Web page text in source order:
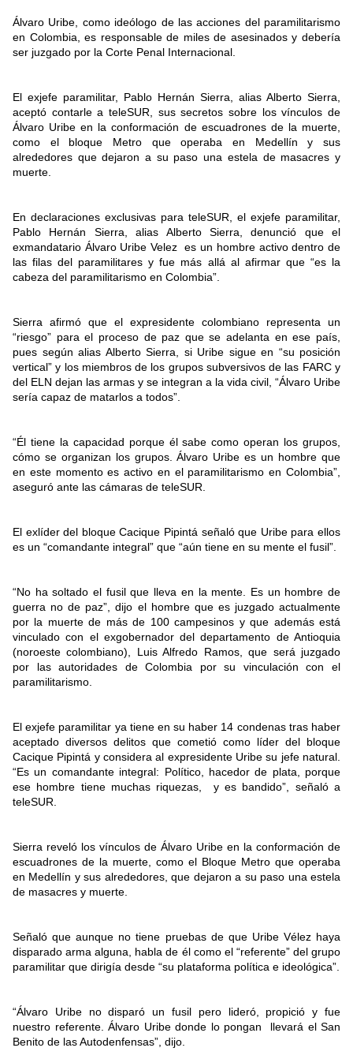
Álvaro Uribe, como ideólogo de las acciones del paramilitarismo
en Colombia, es responsable de miles de asesinados y debería
ser juzgado por la Corte Penal Internacional.
El exjefe paramilitar, Pablo Hernán Sierra, alias Alberto Sierra,
aceptó contarle a teleSUR, sus secretos sobre los vínculos de
Álvaro Uribe en la conformación de escuadrones de la muerte,
como el bloque Metro que operaba en Medellín y sus
alrededores que dejaron a su paso una estela de masacres y
muerte.
En declaraciones exclusivas para teleSUR, el exjefe paramilitar,
Pablo Hernán Sierra, alias Alberto Sierra, denunció que el
exmandatario Álvaro Uribe Velez es un hombre activo dentro de
las filas del paramilitares y fue más allá al afirmar que “es la
cabeza del paramilitarismo en Colombia”.
Sierra afirmó que el expresidente colombiano representa un
“riesgo” para el proceso de paz que se adelanta en ese país,
pues según alias Alberto Sierra, si Uribe sigue en “su posición
vertical” y los miembros de los grupos subversivos de las FARC y
del ELN dejan las armas y se integran a la vida civil, “Álvaro Uribe
sería capaz de matarlos a todos”.
“Él tiene la capacidad porque él sabe como operan los grupos,
cómo se organizan los grupos. Álvaro Uribe es un hombre que
en este momento es activo en el paramilitarismo en Colombia”,
aseguró ante las cámaras de teleSUR.
El exlíder del bloque Cacique Pipintá señaló que Uribe para ellos
es un “comandante integral” que “aún tiene en su mente el fusil”.
“No ha soltado el fusil que lleva en la mente. Es un hombre de
guerra no de paz”, dijo el hombre que es juzgado actualmente
por la muerte de más de 100 campesinos y que además está
vinculado con el exgobernador del departamento de Antioquia
(noroeste colombiano), Luis Alfredo Ramos, que será juzgado
por las autoridades de Colombia por su vinculación con el
paramilitarismo.
El exjefe paramilitar ya tiene en su haber 14 condenas tras haber
aceptado diversos delitos que cometió como líder del bloque
Cacique Pipintá y considera al expresidente Uribe su jefe natural.
“Es un comandante integral: Político, hacedor de plata, porque
ese hombre tiene muchas riquezas, y es bandido”, señaló a
teleSUR.
Sierra reveló los vínculos de Álvaro Uribe en la conformación de
escuadrones de la muerte, como el Bloque Metro que operaba
en Medellín y sus alrededores, que dejaron a su paso una estela
de masacres y muerte.
Señaló que aunque no tiene pruebas de que Uribe Vélez haya
disparado arma alguna, habla de él como el “referente” del grupo
paramilitar que dirigía desde “su plataforma política e ideológica”.
“Álvaro Uribe no disparó un fusil pero lideró, propició y fue
nuestro referente. Álvaro Uribe donde lo pongan llevará el San
Benito de las Autodenfensas”, dijo.